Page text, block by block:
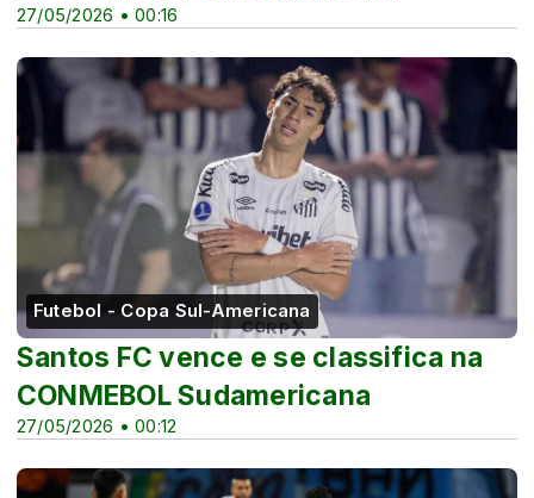
27/05/2026 • 00:16
Futebol - Copa Sul-Americana
27/05/2026 • 00:12
Santos FC vence e se classifica na
CONMEBOL Sudamericana